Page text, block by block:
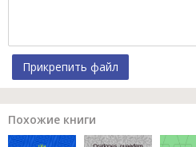
Прикрепить файл
Похожие книги